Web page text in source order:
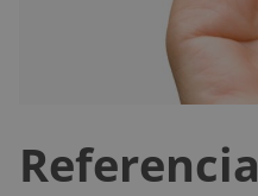
Referencia